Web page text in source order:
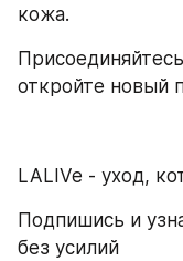
кожа.
откройте новый
LALIVe - уход,
Подпишись и
без усилий